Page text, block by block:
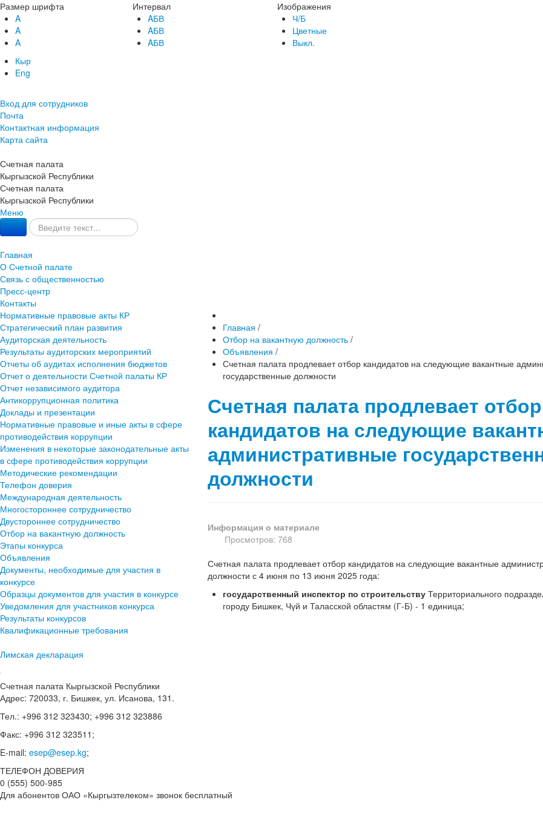
Размер шрифта
A
A
A
Интервал
AБВ
AБВ
AБВ
Изображения
Ч/Б
Цветные
Выкл.
Кыр
Eng
Вход для сотрудников
Почта
Контактная информация
Карта сайта
Счетная палата
Кыргызской Республики
Счетная палата
Кыргызской Республики
Меню
Главная
О Счетной палате
Связь с общественностью
Пресс-центр
Контакты
Нормативные правовые акты КР
Стратегический план развития
Аудиторская деятельность
Результаты аудиторских мероприятий
Отчеты об аудитах исполнения бюджетов
Отчет о деятельности Счетной палаты КР
Отчет независимого аудитора
Антикоррупционная политика
Доклады и презентации
Нормативные правовые и иные акты в сфере
противодействия коррупции
Изменения в некоторые законодательные акты
в сфере противодействия коррупции
Методические рекомендации
Телефон доверия
Международная деятельность
Многостороннее сотрудничество
Двустороннее сотрудничество
Отбор на вакантную должность
Этапы конкурса
Объявления
Документы, необходимые для участия в
конкурсе
Образцы документов для участия в конкурсе
Уведомления для участников конкурса
Результаты конкурсов
Квалификационные требования
Лимская декларация
Главная /
Отбор на вакантную должность /
Объявления /
Счетная палата продлевает отбор кандидатов на следующие вакантные
государственные должности
Счетная палата продлевает отбор
кандидатов на следующие
административные
должности
Информация о материале
Просмотров: 768
Счетная палата продлевает отбор кандидатов на следующие вакантные
должности с 4 июня по 13 июня 2025 года:
государственный инспектор по строительству Территориального
городу Бишкек, Чүй и Таласской областям (Г-Б) - 1 единица;
Счетная палата Кыргызской Республики
Адрес: 720033, г. Бишкек, ул. Исанова, 131.
Тел.: +996 312 323430; +996 312 323886
Факс: +996 312 323511;
E-mail: esep@esep.kg;
ТЕЛЕФОН ДОВЕРИЯ
0 (555) 500-985
Для абонентов ОАО «Кыргызтелеком» звонок бесплатный